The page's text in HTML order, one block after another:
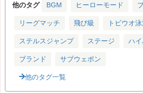
他のタグ BGM ヒーローモード
リーグマッチ 飛び級 トビウオ
ステルスジャンプ ステージ ハ
ブランド サブウェポン
他のタグ一覧